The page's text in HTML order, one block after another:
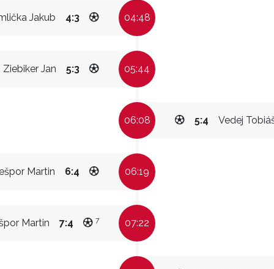
Jakub 4:3 04:48
Ziebiker Jan 5:3 05:44
06:08 Vedej
5:4
Martin 6:4 06:19
Martin 7:4 7 07:22